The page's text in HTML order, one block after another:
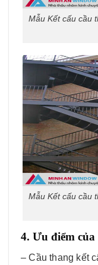
Mẫu Kết cấu cầu
Mẫu Kết cấu cầu
4. Ưu điểm
– Cầu thang kết